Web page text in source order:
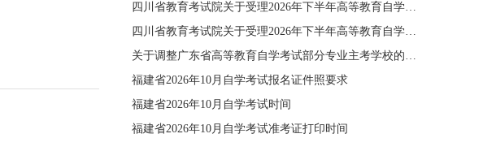
四川省教育考试院关于受理2026年下半年高等教育自学考试省际转考申请的通告
四川省教育考试院关于受理2026年下半年高等教育自学考试考籍更改申请的通告
关于调整广东省高等教育自学考试部分专业主考学校的通知
福建省2026年10月自学考试报名证件照要求
福建省2026年10月自学考试时间
福建省2026年10月自学考试准考证打印时间